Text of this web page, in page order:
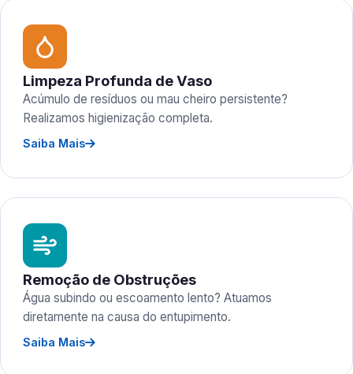
Limpeza Profunda de Vaso
Acúmulo de resíduos ou mau cheiro persistente?
Realizamos higienização completa.
Saiba Mais
Remoção de Obstruções
Água subindo ou escoamento lento? Atuamos
diretamente na causa do entupimento.
Saiba Mais